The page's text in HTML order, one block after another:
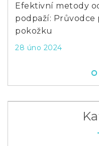
Efektivní metody
podpaží: Průvodce
pokožku
28 úno 2024